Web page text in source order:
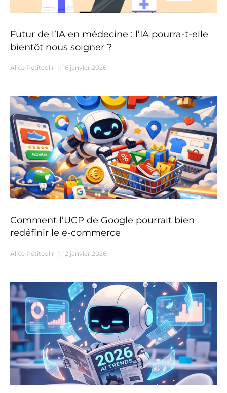
Futur de l’IA en médecine : l’IA pourra-t-elle
bientôt nous soigner ?
Alice Petitcolin 16 janvier 2026
Comment l’UCP de Google pourrait bien
redéfinir le e-commerce
Alice Petitcolin 12 janvier 2026